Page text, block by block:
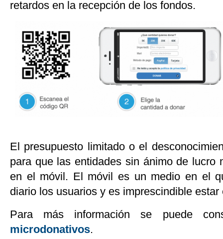
retardos en la recepción de los fondos.
El presupuesto limitado o el
para que las entidades sin ánimo de lucro
en el móvil. El móvil es un medio en el
diario los usuarios y es imprescindible estar
Para más información se puede
microdonativos.